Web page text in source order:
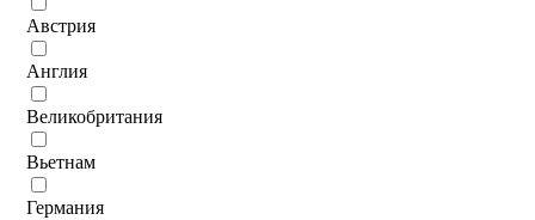
Австрия
Англия
Великобритания
Вьетнам
Германия